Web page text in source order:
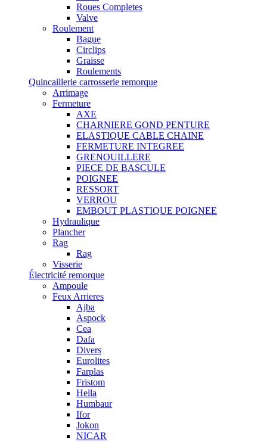
Roues Completes
Valve
Roulement
Bague
Circlips
Graisse
Roulements
Quincaillerie carrosserie remorque
Arrimage
Fermeture
AXE
CHARNIERE GOND PENTURE
ELASTIQUE CABLE CHAINE
FERMETURE INTEGREE
GRENOUILLERE
PIECE DE BASCULE
POIGNEE
RESSORT
VERROU
EMBOUT PLASTIQUE POIGNEE
Hydraulique
Plancher
Rag
Rag
Visserie
Électricité remorque
Ampoule
Feux Arrieres
Ajba
Aspock
Cea
Dafa
Divers
Eurolites
Farplas
Fristom
Hella
Humbaur
Ifor
Jokon
NICAR